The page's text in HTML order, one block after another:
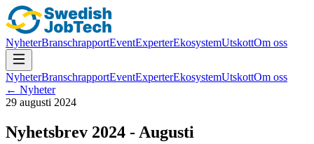
NyheterBranschrapportEventExperterEkosystemUtskottOm oss
NyheterBranschrapportEventExperterEkosystemUtskottOm oss
← Nyheter
29 augusti 2024
Nyhetsbrev 2024 - Augusti